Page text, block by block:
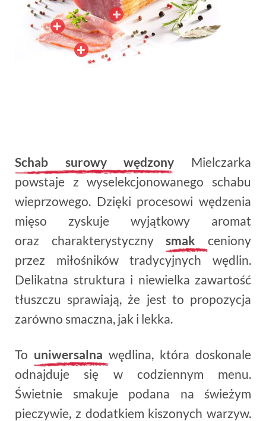
Schab surowy wędzony Mielczarka
powstaje z wyselekcjonowanego schabu
wieprzowego. Dzięki procesowi wędzenia
mięso zyskuje wyjątkowy aromat
oraz charakterystycznysmak
ceniony
przez miłośników tradycyjnych wędlin.
Delikatna struktura i niewielka zawartość
tłuszczu sprawiają, że jest to propozycja
zarówno smaczna, jak i lekka.
To uniwersalna wędlina, która doskonale
odnajduje się w codziennym menu.
Świetnie smakuje podana na świeżym
pieczywie, z dodatkiem kiszonych warzyw.